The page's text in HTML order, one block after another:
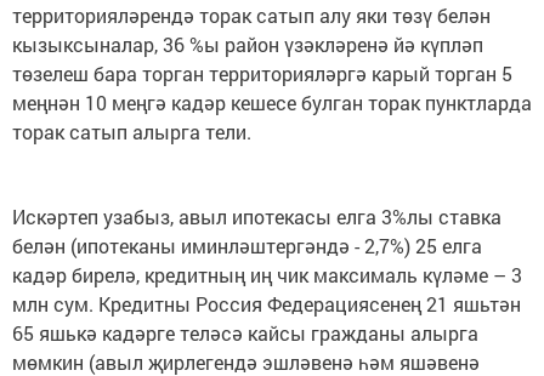
территорияләрендә торак сатып алу яки төзү белән
кызыксыналар, 36 %ы район үзәкләренә йә күпләп
төзелеш бара торган территорияләргә карый торган 5
меңнән 10 меңгә кадәр кешесе булган торак пунктларда
торак сатып алырга тели.
Искәртеп узабыз, авыл ипотекасы елга 3%лы ставка
белән (ипотеканы иминләштергәндә - 2,7%) 25 елга
кадәр бирелә, кредитның иң чик максималь күләме – 3
млн сум. Кредитны Россия Федерациясенең 21 яшьтән
65 яшькә кадәрге теләсә кайсы гражданы алырга
мөмкин (авыл җирлегендә эшләвенә һәм яшәвенә